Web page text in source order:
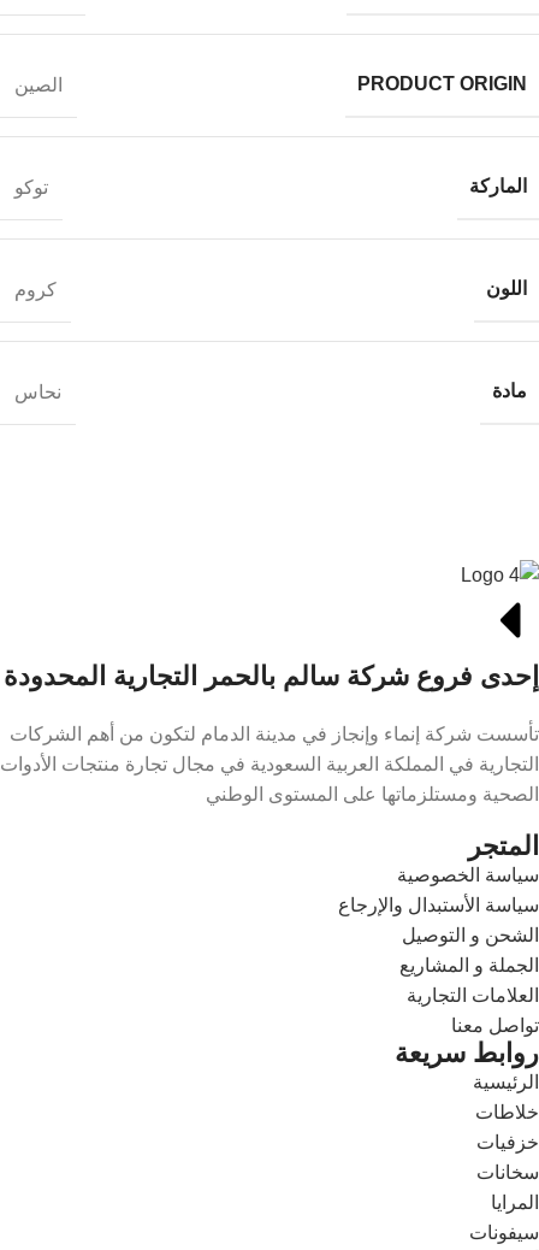
PRODUCT ORIGIN الصين
الماركة توكو
اللون كروم
مادة نحاس
إحدى فروع شركة سالم بالحمر التجارية المحدودة
تأسست شركة إنماء وإنجاز في مدينة الدمام لتكون من أهم الشركات
التجارية في المملكة العربية السعودية في مجال تجارة منتجات الأدوات
الصحية ومستلزماتها على المستوى الوطني
المتجر
سياسة الخصوصية
سياسة الأستبدال والإرجاع
الشحن و التوصيل
الجملة و المشاريع
العلامات التجارية
تواصل معنا
روابط سريعة
الرئيسية
خلاطات
خزفيات
سخانات
المرايا
سيفونات